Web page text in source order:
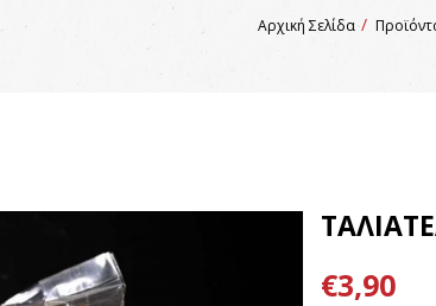
Αρχική Σελίδα
€3,90